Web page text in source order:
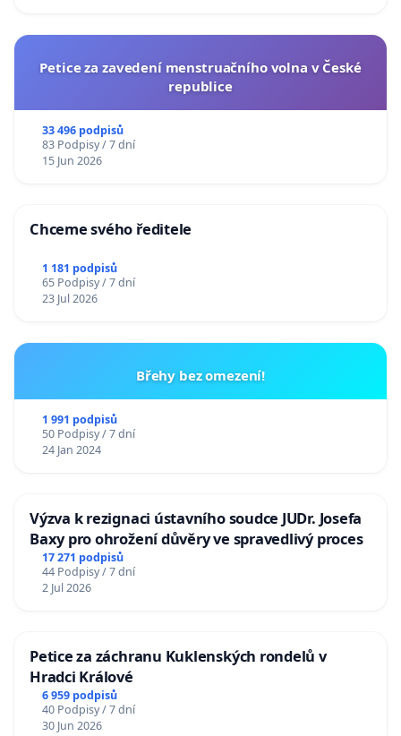
Petice za zavedení menstruačního volna v České
republice
33 496 podpisů
83 Podpisy / 7 dní
15 Jun 2026
Chceme svého ředitele
1 181 podpisů
65 Podpisy / 7 dní
23 Jul 2026
Břehy bez omezení!
1 991 podpisů
50 Podpisy / 7 dní
24 Jan 2024
Výzva k rezignaci ústavního soudce JUDr. Josefa
Baxy pro ohrožení důvěry ve spravedlivý proces
17 271 podpisů
44 Podpisy / 7 dní
2 Jul 2026
Petice za záchranu Kuklenských rondelů v
Hradci Králové
6 959 podpisů
40 Podpisy / 7 dní
30 Jun 2026